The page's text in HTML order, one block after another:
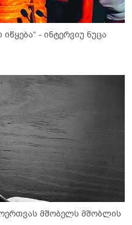
- ინტერვიუ ნუცა
მშობელს მშობლის